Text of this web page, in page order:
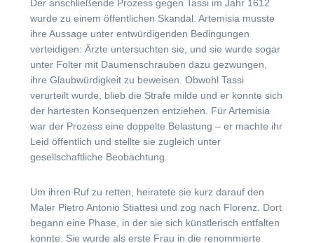
Der anschließende Prozess gegen Tassi im Jahr 1612
wurde zu einem öffentlichen Skandal. Artemisia musste
ihre Aussage unter entwürdigenden Bedingungen
verteidigen: Ärzte untersuchten sie, und sie wurde sogar
unter Folter mit Daumenschrauben dazu gezwungen,
ihre Glaubwürdigkeit zu beweisen. Obwohl Tassi
verurteilt wurde, blieb die Strafe milde und er konnte sich
der härtesten Konsequenzen entziehen. Für Artemisia
war der Prozess eine doppelte Belastung – er machte ihr
Leid öffentlich und stellte sie zugleich unter
gesellschaftliche Beobachtung.
Um ihren Ruf zu retten, heiratete sie kurz darauf den
Maler Pietro Antonio Stiattesi und zog nach Florenz. Dort
begann eine Phase, in der sie sich künstlerisch entfalten
konnte. Sie wurde als erste Frau in die renommierte